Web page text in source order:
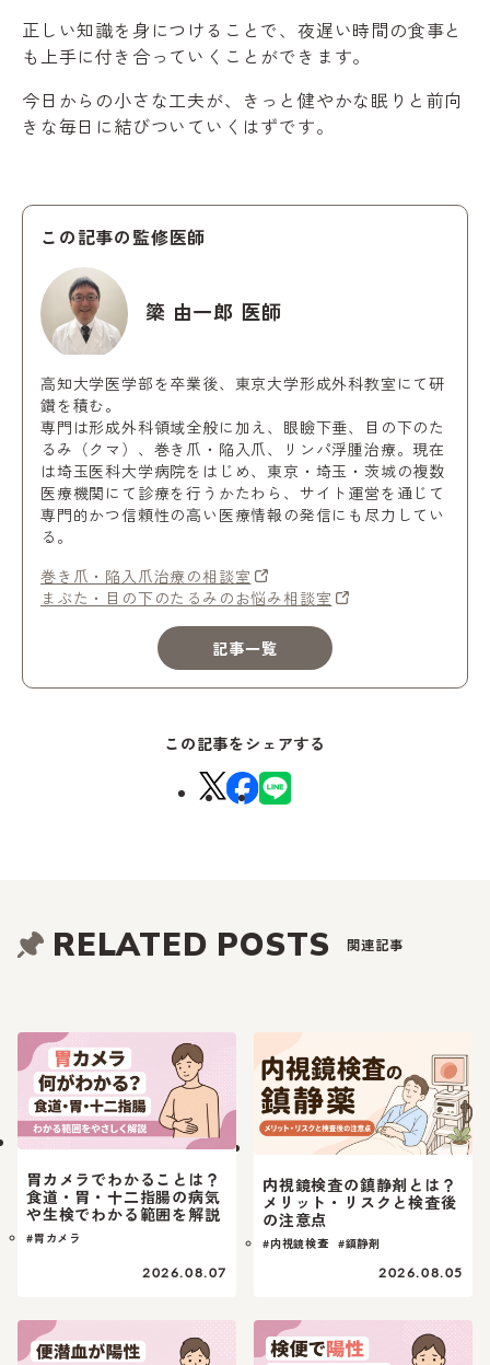
正しい知識を身につけることで、夜遅い時間の食事と
も上手に付き合っていくことができます。
今日からの小さな工夫が、きっと健やかな眠りと前向
きな毎日に結びついていくはずです。
この記事の監修医師
簗 由一郎 医師
高知大学医学部を卒業後、東京大学形成外科教室にて研
鑽を積む。
専門は形成外科領域全般に加え、眼瞼下垂、目の下のた
るみ（クマ）、巻き爪・陥入爪、リンパ浮腫治療。現在
は埼玉医科大学病院をはじめ、東京・埼玉・茨城の複数
医療機関にて診療を行うかたわら、サイト運営を通じて
専門的かつ信頼性の高い医療情報の発信にも尽力してい
る。
巻き爪・陥入爪治療の相談室
まぶた・目の下のたるみのお悩み相談室
記事一覧
この記事をシェアする
RELATED POSTS 関連記事
胃カメラでわかることは？
食道・胃・十二指腸の病気
や生検でわかる範囲を解説
#胃カメラ
2026.08.07
内視鏡検査の鎮静剤とは？
メリット・リスクと検査後
の注意点
#内視鏡検査 #鎮静剤
2026.08.05